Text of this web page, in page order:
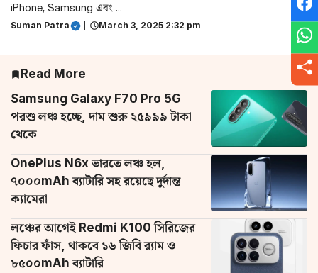
iPhone, Samsung এবং ...
Suman Patra March 3, 2025 2:32 pm
Read More
Samsung Galaxy F70 Pro 5G
পরশু লঞ্চ হচ্ছে, দাম শুরু ২৫৯৯৯ টাকা
থেকে
OnePlus N6x ভারতে লঞ্চ হল,
৭০০০mAh ব্যাটারি সহ রয়েছে দুর্দান্ত
ক্যামেরা
লঞ্চের আগেই Redmi K100 সিরিজের
ফিচার ফাঁস, থাকবে ১৬ জিবি র‌্যাম ও
৮৫০০mAh ব্যাটারি